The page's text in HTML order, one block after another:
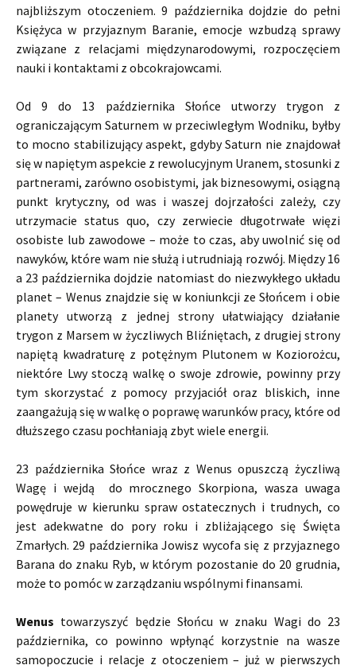
najbliższym otoczeniem. 9 października dojdzie do pełni
Księżyca w przyjaznym Baranie, emocje wzbudzą sprawy
związane z relacjami międzynarodowymi, rozpoczęciem
nauki i kontaktami z obcokrajowcami.
Od 9 do 13 października Słońce utworzy trygon z
ograniczającym Saturnem w przeciwległym Wodniku, byłby
to mocno stabilizujący aspekt, gdyby Saturn nie znajdował
się w napiętym aspekcie z rewolucyjnym Uranem, stosunki z
partnerami, zarówno osobistymi, jak biznesowymi, osiągną
punkt krytyczny, od was i waszej dojrzałości zależy, czy
utrzymacie status quo, czy zerwiecie długotrwałe więzi
osobiste lub zawodowe – może to czas, aby uwolnić się od
nawyków, które wam nie służą i utrudniają rozwój. Między 16
a 23 października dojdzie natomiast do niezwykłego układu
planet – Wenus znajdzie się w koniunkcji ze Słońcem i obie
planety utworzą z jednej strony ułatwiający działanie
trygon z Marsem w życzliwych Bliźniętach, z drugiej strony
napiętą kwadraturę z potężnym Plutonem w Koziorożcu,
niektóre Lwy stoczą walkę o swoje zdrowie, powinny przy
tym skorzystać z pomocy przyjaciół oraz bliskich, inne
zaangażują się w walkę o poprawę warunków pracy, które od
dłuższego czasu pochłaniają zbyt wiele energii.
23 października Słońce wraz z Wenus opuszczą życzliwą
Wagę i wejdą do mrocznego Skorpiona, wasza uwaga
powędruje w kierunku spraw ostatecznych i trudnych, co
jest adekwatne do pory roku i zbliżającego się Święta
Zmarłych. 29 października Jowisz wycofa się z przyjaznego
Barana do znaku Ryb, w którym pozostanie do 20 grudnia,
może to pomóc w zarządzaniu wspólnymi finansami.
Wenus towarzyszyć będzie Słońcu w znaku Wagi do 23
października, co powinno wpłynąć korzystnie na wasze
samopoczucie i relacje z otoczeniem – już w pierwszych